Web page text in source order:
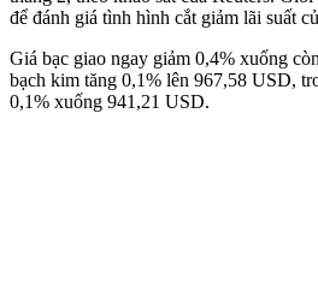
để đánh giá tình hình cắt giảm lãi suất
Giá bạc giao ngay giảm 0,4% xuống
bạch kim tăng 0,1% lên 967,58 USD,
0,1% xuống 941,21 USD.